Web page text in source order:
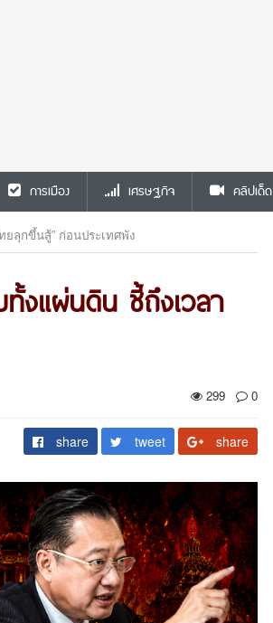
การเมือง เศรษฐกิจ คลิปเด็ด
ลุกขึ้นสู้” ก่อนประเทศพัง
งแผ่นดิน ชี้ถึงเวลา
299 0
share tweet share